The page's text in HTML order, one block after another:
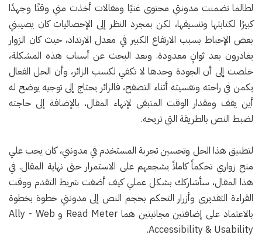
لطالما تضمنت مدونتي محتوى غنيًا ومقالات أخذت مني وقتًا وجهدًا
كبيرًا لكتابتها وتنسيقها، لكن بمجرد النظر إلى الإحصائيات كان يصيبني
بعض الإحباط بسبب الارتفاع الكبير في معدل الارتداد، حيث كان الزوار
يغادرون بعد ثوانٍ معدودة. وبعد البحث عن أسباب هذه المشكلة،
خلصت إلى أن الجودة وحدها لا تكفي لكسب الزائر، وأن الحل الفعال
يكمن في راحته ونفسيته أثناء التصفح، فالزائر يحتاج إلى توجيه يوضح له
أين يقف ومقدار الوقت المتبقي لإنهاء المقال، بالإضافة إلى حاجته
لضبط النص بالطريقة التي تريحه.
لتطبيق هذا الحل وتحسين تجربة المستخدم في مدونتي، كان يجب علي
منح زواري تحكماً كاملاً يشجعهم على الاستمرار حتى نهاية المقال. في
هذا المقال، سأشاركك بشكل عملي كيف أضفت شريط التقدم ووقت
القراءة التقديري وأزرار التحكم بحجم النص إلى مدونتي خطوة بخطوة
بالاعتماد على إضافتين مجانيتين هما Read Meter و Ally - Web
Accessibility & Usability.